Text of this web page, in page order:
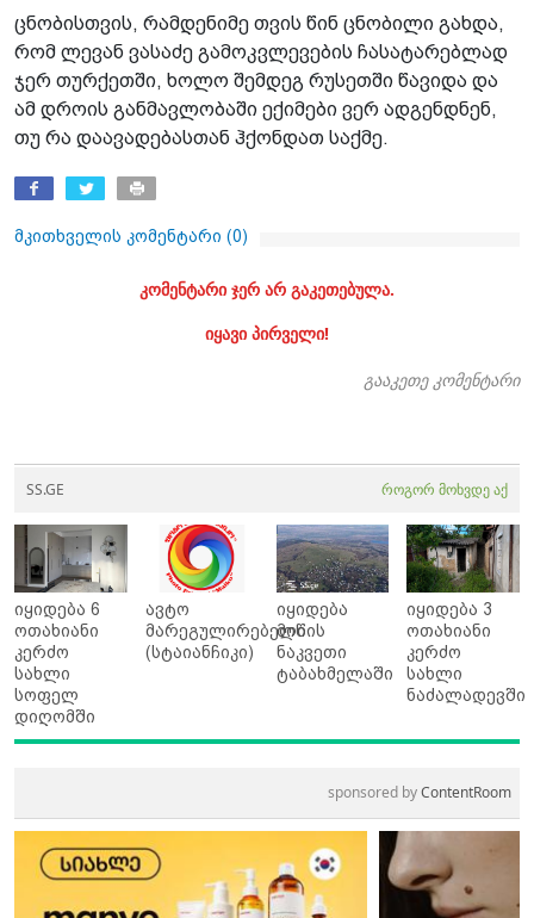
ცნობისთვის, რამდენიმე თვის წინ ცნობილი გახდა,
რომ ლევან ვასაძე გამოკვლევების ჩასატარებლად
ჯერ თურქეთში, ხოლო შემდეგ რუსეთში წავიდა და
ამ დროის განმავლობაში ექიმები ვერ ადგენდნენ,
თუ რა დაავადებასთან ჰქონდათ საქმე.
მკითხველის კომენტარი (0)
კომენტარი ჯერ არ გაკეთებულა.
იყავი პირველი!
გააკეთე კომენტარი
SS.GE როგორ მოხვდე აქ
იყიდება 6
ოთახიანი
კერძო
სახლი
სოფელ
დიღომში
ავტო
მარეგულირებელი
(სტაიანჩიკი)
იყიდება
მიწის
ნაკვეთი
ტაბახმელაში
იყიდება 3
ოთახიანი
კერძო
სახლი
ნაძალადევში
sponsored byContentRoom